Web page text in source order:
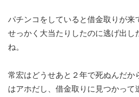
パチンコをしていると借金取りが来
せっかく大当たりしたのに逃げ出し
ね。
常宏はどうせあと２年で死ぬんだか
はアホだし、借金取りに見つかって